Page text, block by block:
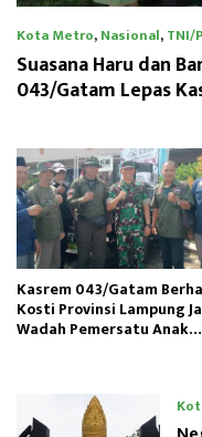
Kota Metro,Nasional,TNI/
Suasana Haru dan
043/Gatam Lepas
Kasrem 043/Gatam
Kosti Provinsi Lampung
Wadah Pemersatu Anak